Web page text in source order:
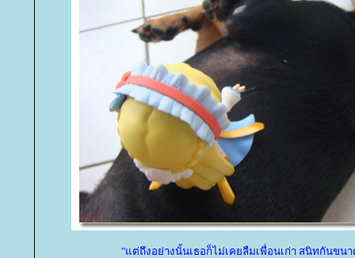
"แต่ถึงอย่างนั้นเธอก็ไม่เคยลืมเพื่อนเก่า สนิทกันขน